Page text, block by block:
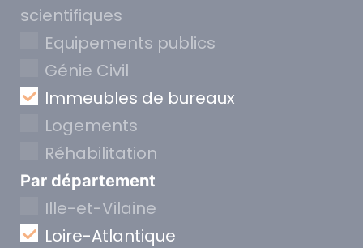
scientifiques
Equipements publics
Génie Civil
Immeubles de bureaux
Logements
Réhabilitation
Par département
Ille-et-Vilaine
Loire-Atlantique